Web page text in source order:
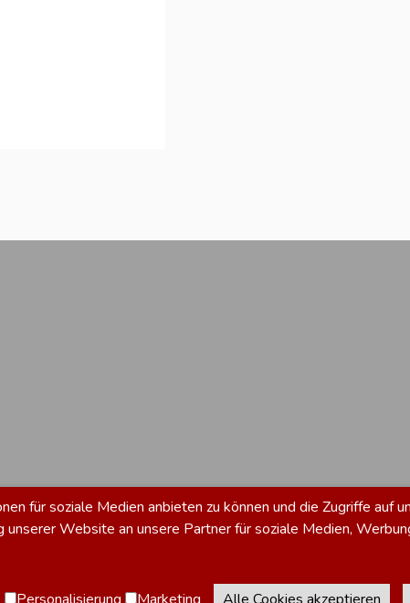
für soziale Medien anbieten zu können und die Zugriffe auf
Website an unsere Partner für soziale Medien,